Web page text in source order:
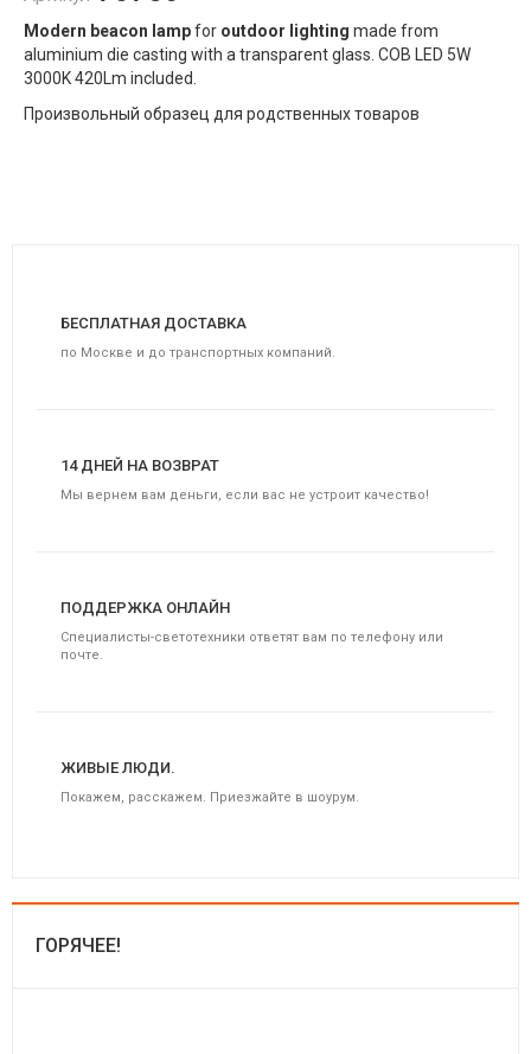
Modern beacon lampfor outdoor lighting made from
aluminium die casting with a transparent glass. COB LED 5W
3000K 420Lm included.
Произвольный образец для родственных товаров
БЕСПЛАТНАЯ ДОСТАВКА
по Москве и до транспортных компаний.
14 ДНЕЙ НА ВОЗВРАТ
Мы вернем вам деньги, если вас не устроит качество!
ПОДДЕРЖКА ОНЛАЙН
Специалисты-светотехники ответят вам по телефону или
почте.
ЖИВЫЕ ЛЮДИ.
Покажем, расскажем. Приезжайте в шоурум.
ГОРЯЧЕЕ!